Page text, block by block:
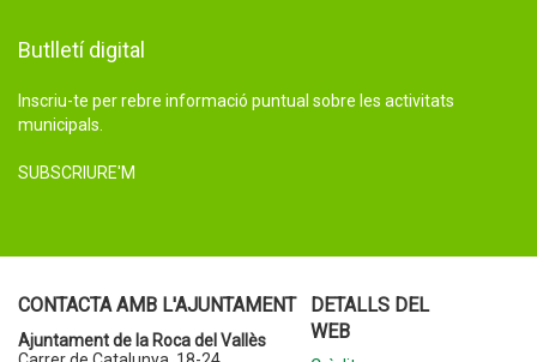
Butlletí digital
Inscriu-te per rebre informació puntual sobre les activitats
municipals.
SUBSCRIURE'M
CONTACTA AMB L'AJUNTAMENT
Ajuntament de la Roca del Vallès
DETALLS DEL
WEB